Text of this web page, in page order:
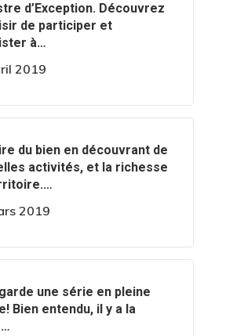
d’Exception. Découvrez
de participer et
à…
2019
du bien en découvrant de
activités, et la richesse
2019
une série en pleine
Bien entendu, il y a la